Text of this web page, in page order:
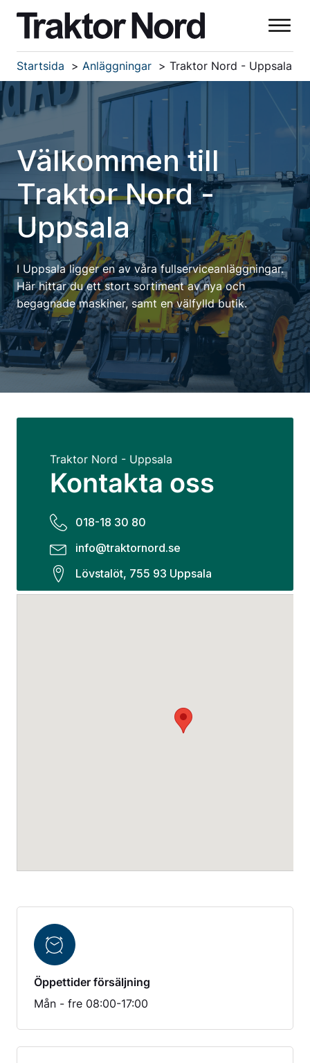
Startsida Anläggningar Traktor Nord - Uppsala
Välkommen till
Traktor Nord -
Uppsala
I Uppsala ligger en av våra fullserviceanläggningar.
Här hittar du ett stort sortiment av nya och
begagnade maskiner, samt en välfylld butik.
Traktor Nord - Uppsala
Kontakta oss
018-18 30 80
info@traktornord.se
Lövstalöt, 755 93 Uppsala
Öppettider försäljning
Mån - fre 08:00-17:00